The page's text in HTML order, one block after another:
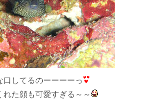
口してるのーーーーっ
れた顔も可愛すぎる～～